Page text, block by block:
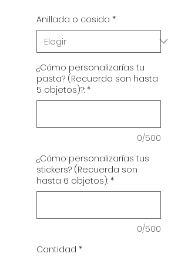
Anillada o cosida *
¿Cómo personalizarías tu
pasta? (Recuerda son hasta
5 objetos)?: *
0/500
¿Cómo personalizarías tus
stickers? (Recuerda son
hasta 6 objetos): *
0/500
Cantidad *